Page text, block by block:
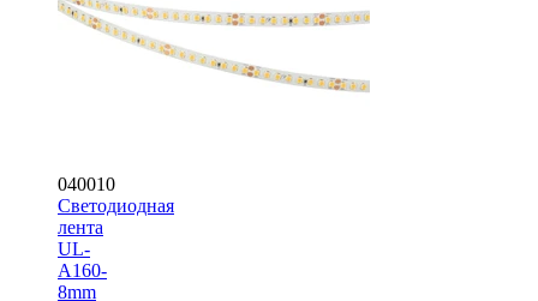
040010
Светодиодная
лента
UL-
A160-
8mm